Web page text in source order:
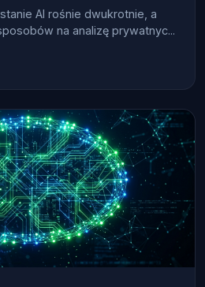
AI rośnie dwukrotnie, a
na analizę prywatnyc...